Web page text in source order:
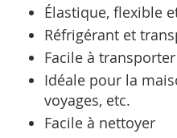
Élastique, flexible
Réfrigérant et
Facile à
Idéale pour la
voyages, etc.
Facile à nettoyer